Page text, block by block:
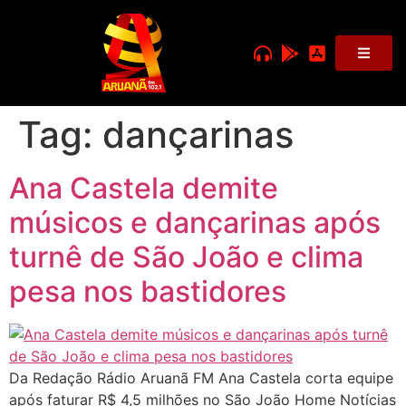
Tag: dançarinas
Ana Castela demite
músicos e dançarinas após
turnê de São João e clima
pesa nos bastidores
Da Redação Rádio Aruanã FM Ana Castela corta equipe
após faturar R$ 4,5 milhões no São João Home Notícias